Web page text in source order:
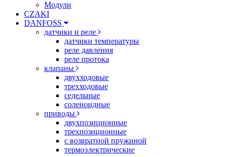
Модули
CZAKI
DANFOSS
датчики и реле
датчики температуры
реле давления
реле протока
клапаны
двухходовые
трехходовые
седельные
соленоидные
приводы
двухпозиционные
трехпозиционные
с возвратной пружиной
термоэлектрические